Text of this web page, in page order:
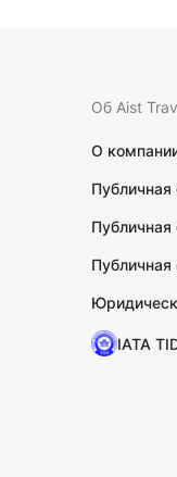
Об Aist
О
Публичная
Публичная
IATA